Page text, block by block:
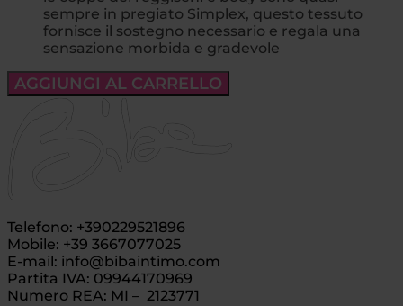
sempre in pregiato Simplex, questo tessuto
fornisce il sostegno necessario e regala una
sensazione morbida e gradevole
AGGIUNGI AL CARRELLO
Telefono: +390229521896
Mobile: +39 3667077025
E-mail: info@bibaintimo.com
Partita IVA: 09944170969
Numero REA: MI – 2123771